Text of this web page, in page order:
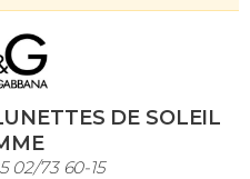
DE SOLEIL
02/73 60-15